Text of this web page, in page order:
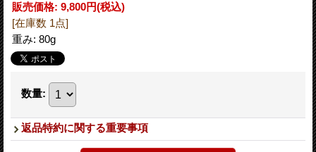
販売価格: 9,800円(税込)
[在庫数 1点]
重み: 80g
数量:
返品特約に関する重要事項